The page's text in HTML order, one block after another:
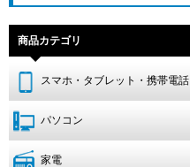
商品カテゴリ
スマホ・タブレット・携帯電話
パソコン
家電